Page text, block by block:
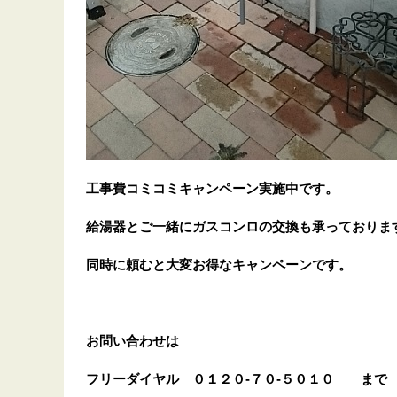
工事費コミコミキャンペーン実施中です。
給湯器とご一緒にガスコンロの交換も承っておりま
同時に頼むと大変お得なキャンペーンです。
お問い合わせは
フリーダイヤル ０１２０-７０-５０１０ まで